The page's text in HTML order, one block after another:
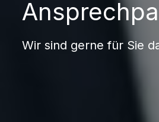
Wir sind gerne für Sie